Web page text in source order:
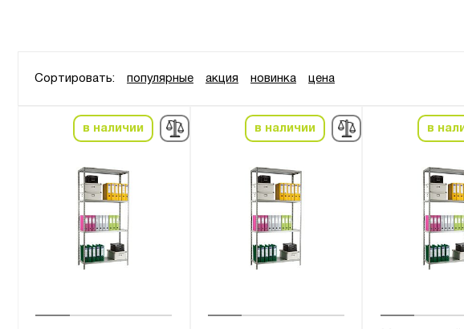
Сортировать: популярные акция новинка цена
в наличии в наличии в